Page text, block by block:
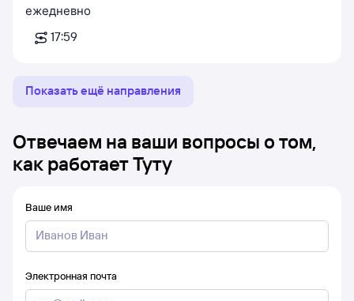
ежедневно
17:59
Показать ещё направления
Отвечаем на ваши вопросы о том,
как работает Туту
Ваше имя
Электронная почта